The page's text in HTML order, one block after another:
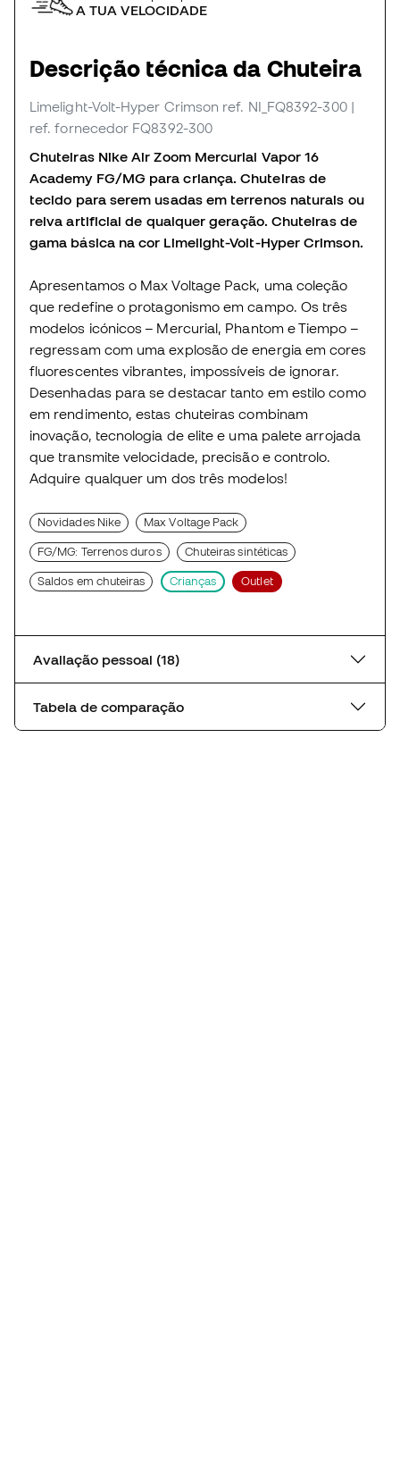
A TUA VELOCIDADE
Descrição técnica da Chuteira
Limelight-Volt-Hyper Crimson ref. NI_FQ8392-300 |
ref. fornecedor FQ8392-300
Chuteiras Nike Air Zoom Mercurial Vapor 16
Academy FG/MG para criança. Chuteiras de
tecido para serem usadas em terrenos naturais ou
relva artificial de qualquer geração. Chuteiras de
gama básica na cor Limelight-Volt-Hyper Crimson.
Apresentamos o Max Voltage Pack, uma coleção
que redefine o protagonismo em campo. Os três
modelos icónicos – Mercurial, Phantom e Tiempo –
regressam com uma explosão de energia em cores
fluorescentes vibrantes, impossíveis de ignorar.
Desenhadas para se destacar tanto em estilo como
em rendimento, estas chuteiras combinam
inovação, tecnologia de elite e uma palete arrojada
que transmite velocidade, precisão e controlo.
Adquire qualquer um dos três modelos!
Novidades Nike Max Voltage Pack
FG/MG: Terrenos duros Chuteiras sintéticas
Saldos em chuteiras Crianças Outlet
Avaliação pessoal (18)
Tabela de comparação